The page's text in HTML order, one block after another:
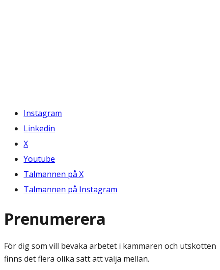
Instagram
Linkedin
X
Youtube
Talmannen på X
Talmannen på Instagram
Prenumerera
För dig som vill bevaka arbetet i kammaren och utskotten
finns det flera olika sätt att välja mellan.